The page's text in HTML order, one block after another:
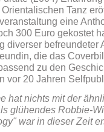
Tanz
eine
300 Euro gekostet
diverser befreundeter
die das
zu den
vor 20 Jahren
hat nichts mit der
glühendes Robbie-
war in dieser Zeit